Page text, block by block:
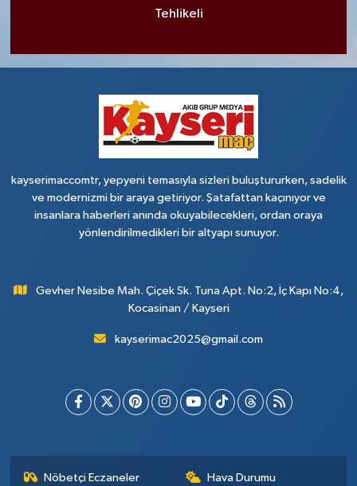
Tehlikeli
kayserimaccomtr, yepyeni temasıyla sizleri buluştururken, sadelik
ve modernizmi bir araya getiriyor. Şatafattan kaçınıyor ve
insanlara haberleri anında okuyabilecekleri, ordan oraya
yönlendirilmedikleri bir altyapı sunuyor.
Gevher Nesibe Mah. Çiçek Sk. Tuna Apt. No:2, İç Kapı No:4,
Kocasinan / Kayseri
kayserimac2025@gmail.com
Nöbetçi Eczaneler Hava Durumu